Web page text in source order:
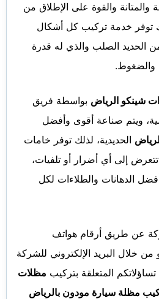
والمتانة والقوة على الإطلاق من
توفر خدمة تركيب كل أشكال
الحديد الصلب والذي له قدرة
والضغوط.
شينكو الرياض بواسطة فريق
ويتم صناعة أقوى وأفضل
الحديدية، لذلك توفر خامات
إلى أي أضرار أو تلفيات،
الدهانات والطلاءات لكل
عن طريق أرقام هواتف
خلال البريد الإلكتروني للشركة
المتعلقة بتركيب مظلات
مظلة سيارة مودون بالرياض